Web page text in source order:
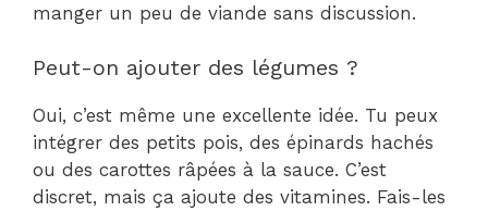
manger un peu de viande sans discussion.
Peut-on ajouter des légumes ?
Oui, c’est même une excellente idée. Tu peux
intégrer des petits pois, des épinards hachés
ou des carottes râpées à la sauce. C’est
discret, mais ça ajoute des vitamines. Fais-les